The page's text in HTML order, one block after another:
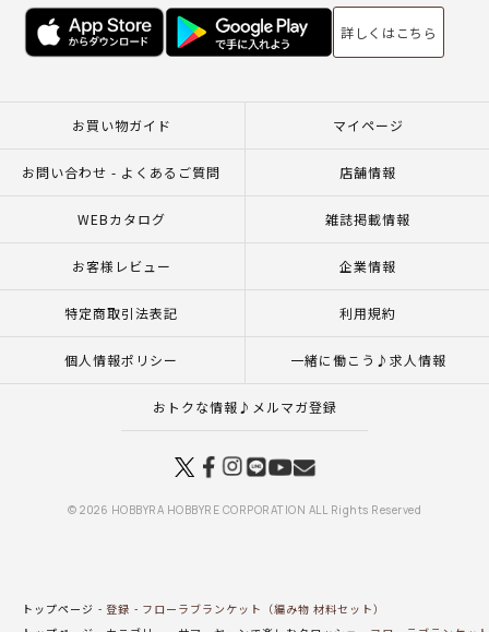
詳しくはこちら
お買い物ガイド マイページ
お問い合わせ - よくあるご質問 店舗情報
WEBカタログ 雑誌掲載情報
お客様レビュー 企業情報
特定商取引法表記 利用規約
個人情報ポリシー 一緒に働こう♪求人情報
おトクな情報♪メルマガ登録
© 2026 HOBBYRA HOBBYRE CORPORATION ALL Rights Reserved
トップページ 登録
フローラブランケット（編み物 材料セット）